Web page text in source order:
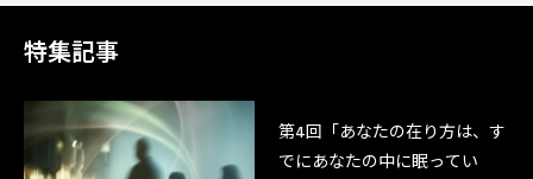
はずのない場所で、僕の名前が呼ばれた。あの日か
特集記事
第4回「あなたの在り方は、す
でにあなたの中に眠ってい